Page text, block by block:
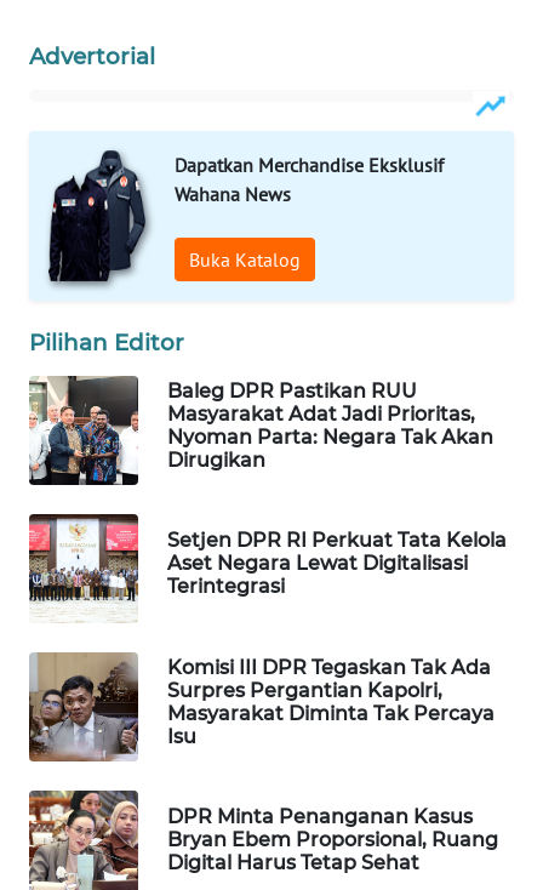
Advertorial
Dapatkan Merchandise Eksklusif
Wahana News
Buka Katalog
Pilihan Editor
Baleg DPR Pastikan RUU
Masyarakat Adat Jadi Prioritas,
Nyoman Parta: Negara Tak Akan
Dirugikan
Setjen DPR RI Perkuat Tata Kelola
Aset Negara Lewat Digitalisasi
Terintegrasi
Komisi III DPR Tegaskan Tak Ada
Surpres Pergantian Kapolri,
Masyarakat Diminta Tak Percaya
Isu
DPR Minta Penanganan Kasus
Bryan Ebem Proporsional, Ruang
Digital Harus Tetap Sehat
ID
WAHANANEWS
CO ID
WAHANANEWS
WAHANA
SPORT
WAHANA
UMKM
WAHANA
SELEB
PERSONA
WAHANA
OTOMOTIF
WAHANA
HEALTH